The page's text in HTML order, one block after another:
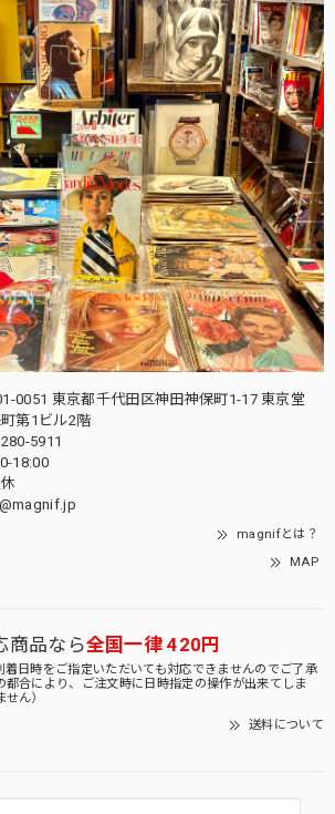
0051 東京都千代田区神田神保町1-17 東京堂
第1ビル2階
5911
18:00
magnifとは？
MAP
商品なら全国一律 420円
着日時をご指定いただいても対応できませんのでご了承
都合により、ご注文時に日時指定の操作が出来てしま
ん）
送料について